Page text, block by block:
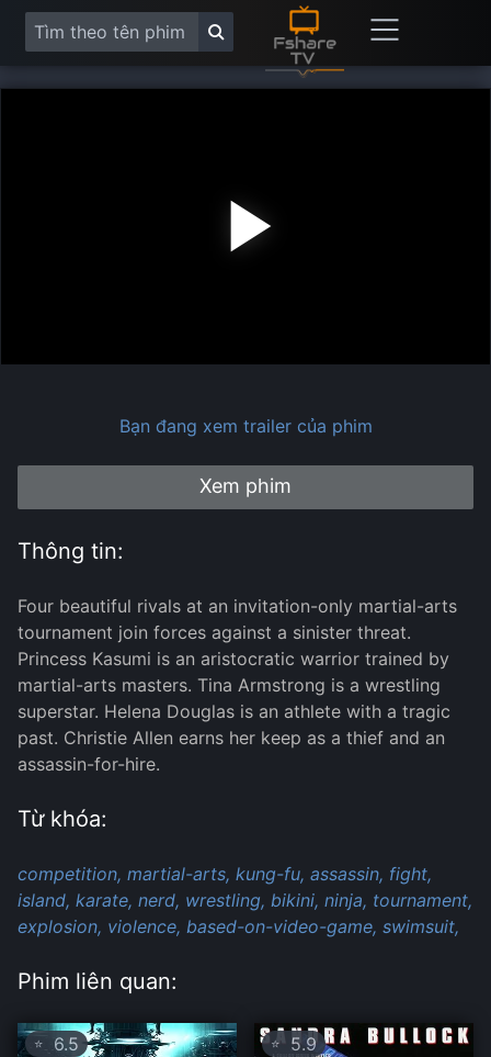
Bạn đang xem trailer của phim
Xem phim
Thông tin:
Four beautiful rivals at an invitation-only martial-arts
tournament join forces against a sinister threat.
Princess Kasumi is an aristocratic warrior trained by
martial-arts masters. Tina Armstrong is a wrestling
superstar. Helena Douglas is an athlete with a tragic
past. Christie Allen earns her keep as a thief and an
assassin-for-hire.
Từ khóa:
competition, martial-arts, kung-fu, assassin, fight,
island, karate, nerd, wrestling, bikini, ninja, tournament,
explosion, violence, based-on-video-game, swimsuit,
Phim liên quan:
⭐ 6.5 ⭐5.9